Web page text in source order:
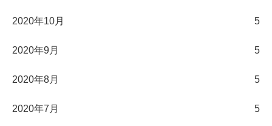
2020年10月 5
2020年9月 5
2020年8月 5
2020年7月 5